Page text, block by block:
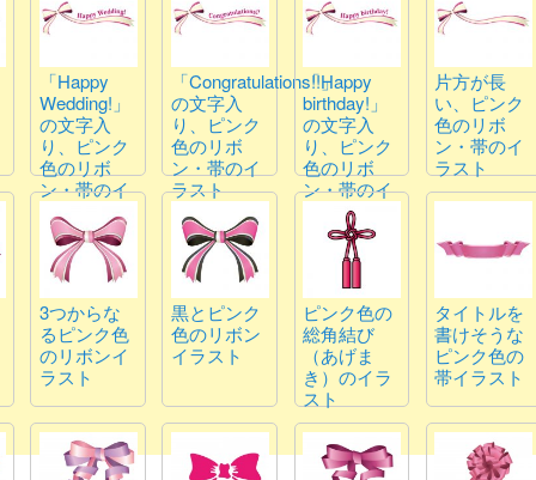
「Happy
Wedding!」
の文字入
り、ピンク
色のリボ
ン・帯のイ
ラスト
「Congratulations!!」
の文字入
り、ピンク
色のリボ
ン・帯のイ
ラスト
「Happy
birthday!」
の文字入
り、ピンク
色のリボ
ン・帯のイ
ラスト
片方が長
い、ピンク
色のリボ
ン・帯のイ
ラスト
3つからな
るピンク色
のリボンイ
ラスト
黒とピンク
色のリボン
イラスト
ピンク色の
総角結び
（あげま
き）のイラ
スト
タイトルを
書けそうな
ピンク色の
帯イラスト